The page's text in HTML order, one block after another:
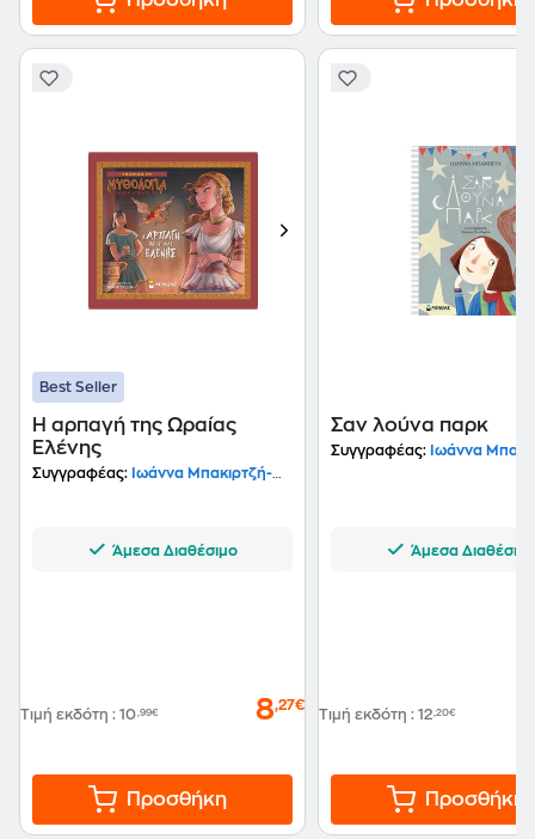
Best Seller
Η αρπαγή της Ωραίας
Ελένης
Συγγραφέας: Ιωάννα Μπακιρτζή-Μπαμπέτα
Άμεσα Διαθέσιμο
Τιμή εκδότη : 10,99€ 8,27€
Προσθήκη
Σαν λούνα παρκ
Συγγραφέας: Ιωάννα
Άμεσα Διαθέσιμο
Τιμή εκδότη : 12,20€
Προσθήκη